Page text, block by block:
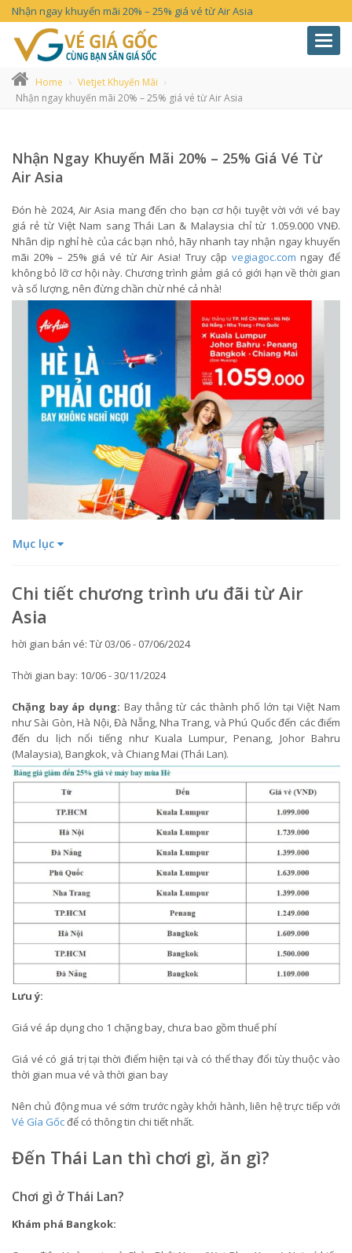
Nhận ngay khuyến mãi 20% – 25% giá vé từ Air Asia
Home
Vietjet Khuyến Mãi
Nhận ngay khuyến mãi 20% – 25% giá vé từ Air Asia
Nhận Ngay Khuyến Mãi 20% – 25% Giá Vé Từ
Air Asia
Đón hè 2024, Air Asia mang đến cho bạn cơ hội tuyệt vời với vé bay
giá rẻ từ Việt Nam sang Thái Lan & Malaysia chỉ từ 1.059.000 VNĐ.
Nhân dịp nghỉ hè của các bạn nhỏ, hãy nhanh tay nhận ngay khuyến
mãi 20% – 25% giá vé từ Air Asia! Truy cập vegiagoc.com ngay để
không bỏ lỡ cơ hội này. Chương trình giảm giá có giới hạn về thời gian
và số lượng, nên đừng chần chừ nhé cả nhà!
Mục lục
Chi tiết chương trình ưu đãi từ Air
Asia
hời gian bán vé: Từ 03/06 - 07/06/2024
Thời gian bay: 10/06 - 30/11/2024
Chặng bay áp dụng: Bay thẳng từ các thành phố lớn tại Việt Nam
như Sài Gòn, Hà Nội, Đà Nẵng, Nha Trang, và Phú Quốc đến các điểm
đến du lịch nổi tiếng như Kuala Lumpur, Penang, Johor Bahru
(Malaysia), Bangkok, và Chiang Mai (Thái Lan).
Lưu ý:
Giá vé áp dụng cho 1 chặng bay, chưa bao gồm thuế phí
Giá vé có giá trị tại thời điểm hiện tại và có thể thay đổi tùy thuộc vào
thời gian mua vé và thời gian bay
Nên chủ động mua vé sớm trước ngày khởi hành, liên hệ trực tiếp với
Vé Gía Gốcđể có thông tin chi tiết nhất.
Đến Thái Lan thì chơi gì, ăn gì?
Chơi gì ở Thái Lan?
Khám phá Bangkok: